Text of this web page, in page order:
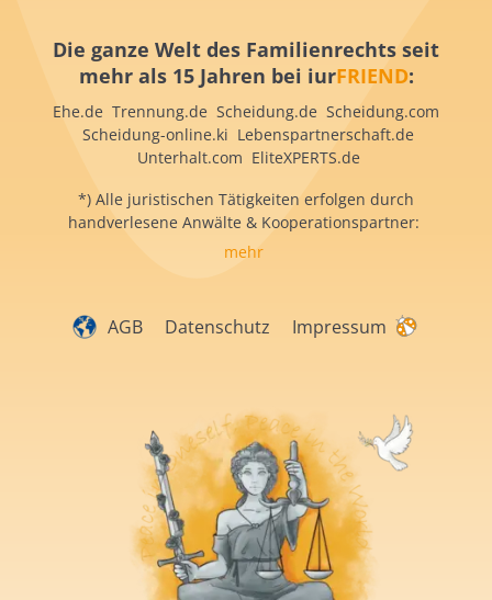
Die ganze Welt des Familienrechts seit
mehr als 15 Jahren bei iurFRIEND:
Ehe.de Trennung.de Scheidung.de Scheidung.com
Scheidung-online.ki Lebenspartnerschaft.de
Unterhalt.com EliteXPERTS.de
*) Alle juristischen Tätigkeiten erfolgen durch
handverlesene Anwälte & Kooperationspartner:
mehr
AGB Datenschutz Impressum